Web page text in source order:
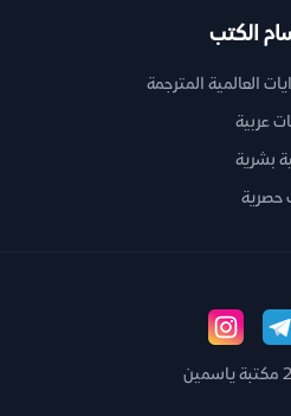
الكتب
العالمية المترجمة
عربية
بشرية
حصرية